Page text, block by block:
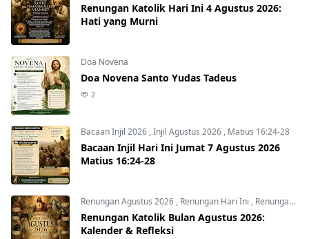
Renungan Katolik Hari Ini 4 Agustus 2026:
Hati yang Murni
Doa Novena
Doa Novena Santo Yudas Tadeus
2
Bacaan Injil 2026 ,Injil Agustus 2026 , Matius 16:24-28
Bacaan Injil Hari Ini Jumat 7 Agustus 2026
Matius 16:24-28
Renungan Agustus 2026 , Renungan Hari Ini , Renungan harian
Renungan Katolik Bulan Agustus 2026:
Kalender & Refleksi